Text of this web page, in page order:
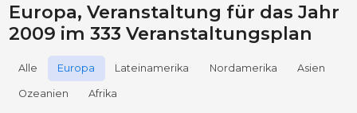
Europa, Veranstaltung für das Jahr
2009 im 333 Veranstaltungsplan
Alle Europa Lateinamerika Nordamerika Asien
Ozeanien Afrika